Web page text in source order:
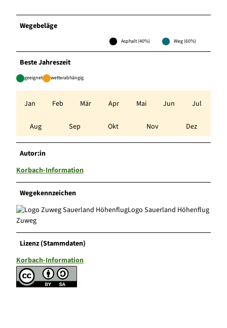
Wegebeläge
Asphalt (40%) Weg (60%)
Beste Jahreszeit
geeignet wetterabhängig
Jan Feb Mär Apr Mai Jun Jul
Aug Sep Okt Nov Dez
Autor:in
Korbach-Information
Wegekennzeichen
Logo Sauerland Höhenflug
Zuweg
Lizenz (Stammdaten)
Korbach-Information